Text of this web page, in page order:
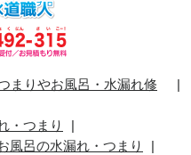
まりやお風呂・水漏れ修
・つまり
風呂の水漏れ・つまり